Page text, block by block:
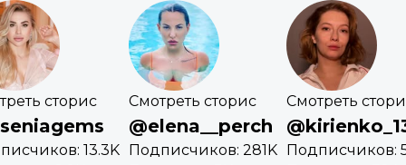
сторис
13.3K
Смотреть сторис
@elena__perch
Подписчиков: 281K
Смотреть
Подписчиков: